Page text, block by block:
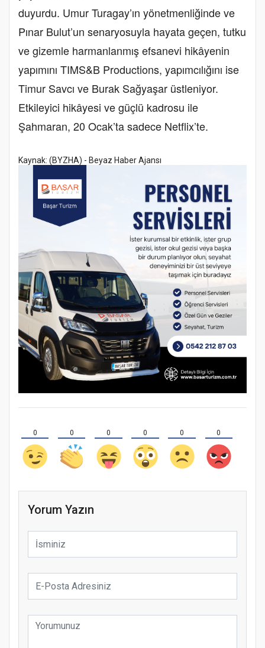
duyurdu. Umur Turagay’ın yönetmenliğinde ve
Pınar Bulut’un senaryosuyla hayata geçen, tutku
ve gizemle harmanlanmış efsanevi hikâyenin
yapımını TIMS&B Productions, yapımcılığını ise
Timur Savcı ve Burak Sağyaşar üstleniyor.
Etkileyici hikâyesi ve güçlü kadrosu ile
Şahmaran, 20 Ocak’ta sadece Netflix’te.
Kaynak: (BYZHA) - Beyaz Haber Ajansı
0 0 0 0 0 0
Yorum Yazın